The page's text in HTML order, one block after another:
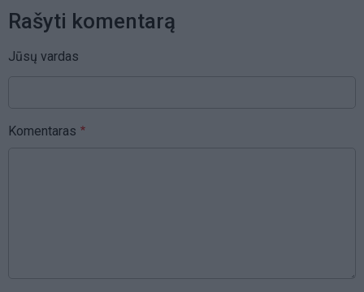
Rašyti komentarą
Jūsų vardas
Komentaras